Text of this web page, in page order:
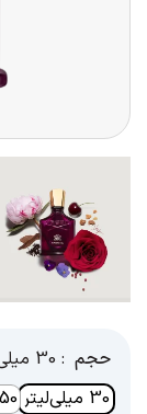
حجم : 30 میلی‌لیتر
30 میلی‌لیتر
50 میلی‌لیتر